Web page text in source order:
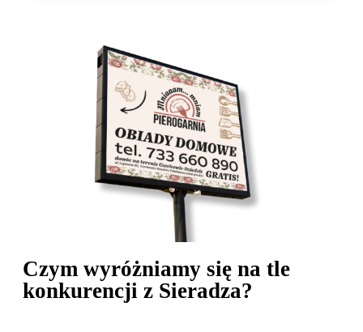
Czym wyróżniamy się na tle
konkurencji z Sieradza?